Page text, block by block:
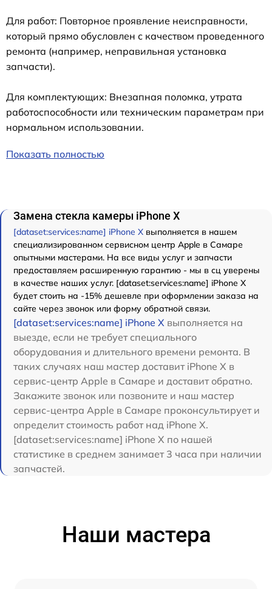
Для работ: Повторное проявление неисправности,
который прямо обусловлен с качеством проведенного
ремонта (например, неправильная установка
запчасти).
Для комплектующих: Внезапная поломка, утрата
работоспособности или техническим параметрам при
нормальном использовании.
Показать полностью
Замена стекла камеры iPhone X
[dataset:services:name] iPhone X выполняется в нашем
специализированном сервисном центр Apple в Самаре
опытными мастерами. На все виды услуг и запчасти
предоставляем расширенную гарантию - мы в сц уверены
в качестве наших услуг. [dataset:services:name] iPhone X
будет стоить на -15% дешевле при оформлении заказа на
сайте через звонок или форму обратной связи.
[dataset:services:name] iPhone X выполняется на
выезде, если не требует специального
оборудования и длительного времени ремонта. В
таких случаях наш мастер доставит iPhone X в
сервис-центр Apple в Самаре и доставит обратно.
Закажите звонок или позвоните и наш мастер
сервис-центра Apple в Самаре проконсультирует и
определит стоимость работ над iPhone X.
[dataset:services:name] iPhone X по нашей
статистике в среднем занимает 3 часа при наличии
запчастей.
Наши мастера